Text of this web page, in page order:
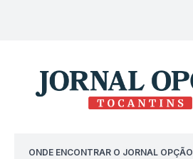
ONDE ENCONTRAR O JORNAL OPÇÃO